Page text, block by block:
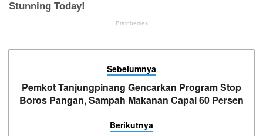
Sebelumnya
Pemkot Tanjungpinang Gencarkan Program Stop
Boros Pangan, Sampah Makanan Capai 60 Persen
Berikutnya